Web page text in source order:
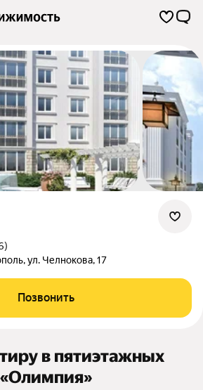
,ул. Челнокова,17
Позвонить
в пятиэтажных